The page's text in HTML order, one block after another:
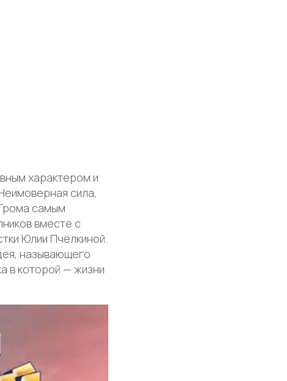
характером и
сила,
самым
вместе с
Юлии Пчёлкиной.
называющего
в которой — жизни